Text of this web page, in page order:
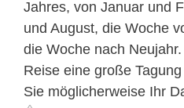
Jahres, von Januar und
und August, die Woche
die Woche nach
Reise eine große
Sie möglicherweise Ihr